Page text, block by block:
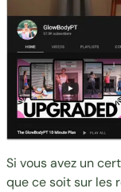
Si vous avez un
que ce soit sur les